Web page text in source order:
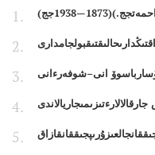
انى–شوفەرءانى